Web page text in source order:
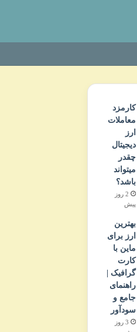
کارمزد
معاملات
ارز
دیجیتال
چقدر
میتواند
باشد؟
2 روز
پیش
بهترین
ارز برای
ماین با
کارت
گرافیک |
راهنمای
جامع و
سودآور
3 روز